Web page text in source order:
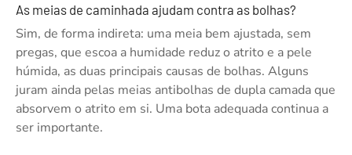
As meias de caminhada ajudam contra as bolhas?
Sim, de forma indireta: uma meia bem ajustada, sem
pregas, que escoa a humidade reduz o atrito e a pele
húmida, as duas principais causas de bolhas. Alguns
juram ainda pelas meias antibolhas de dupla camada que
absorvem o atrito em si. Uma bota adequada continua a
ser importante.